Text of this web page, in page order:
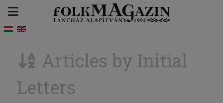
Articles by Initial
Letters